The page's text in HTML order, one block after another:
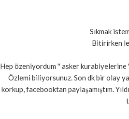
Sıkmak
Bitirirken
Hep özeniyordum '' asker kurabiyelerine
Özlemi biliyorsunuz. Son dk bir olay
korkup, facebooktan paylaşamıştım.